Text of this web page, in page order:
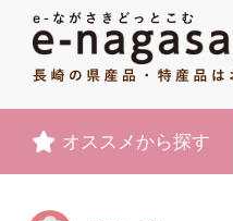
オススメ から探す